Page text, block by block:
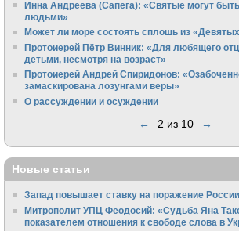
Инна Андреева (Сапега): «Святые могут
людьми»
Может ли море состоять сплошь из
Протоиерей Пётр Винник: «Для любящего
детьми, несмотря на возраст»
Протоиерей Андрей Спиридонов:
замаскирована лозунгами веры»
О рассуждении и осуждении
← 2 из 10 →
Новые статьи
Запад повышает ставку на поражение
Митрополит УПЦ Феодосий: «Судьба Яна
показателем отношения к свободе слова в